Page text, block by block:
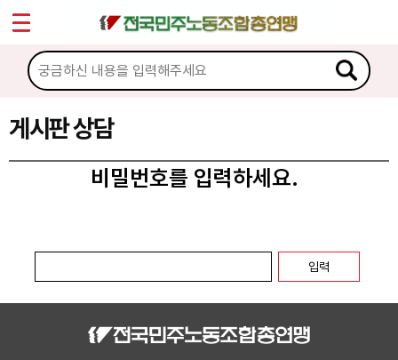
게시판 상담
비밀번호를 입력하세요.
마이페이지
소개
소식
권리찾기수첩 검색
바로보기
찾아보기
노동조합 가입 안내